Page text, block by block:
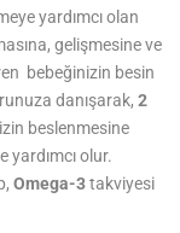
yardımcı olan
gelişmesine ve
bebeğinizin besin
danışarak, 2
beslenmesine
olur.
Omega-3takviyesi